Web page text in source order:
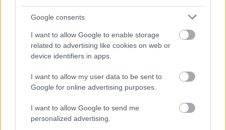
Google consents
I want to allow Google to enable storage
related to advertising like cookies on web or
device identifiers in apps.
I want to allow my user data to be sent to
Google for online advertising purposes.
I want to allow Google to send me
personalized advertising.
Marie Olaussen tapte igjen i starten. Hun ble tatt
Dittrichova, men ingen andre tok dem igjen.
Og Andrine Benjaminsen gjorde igjen sine saker
perfekt. Hun ble jaget av verdensmester Simona
Aebersold, men sveitseren gjorde en stor tabbe ved
rundningen i starten. Hun kastet kartet og trodde
baksiden, og dermed måtte hun løpe tilbake og
hente kartet hun hadde kastet.